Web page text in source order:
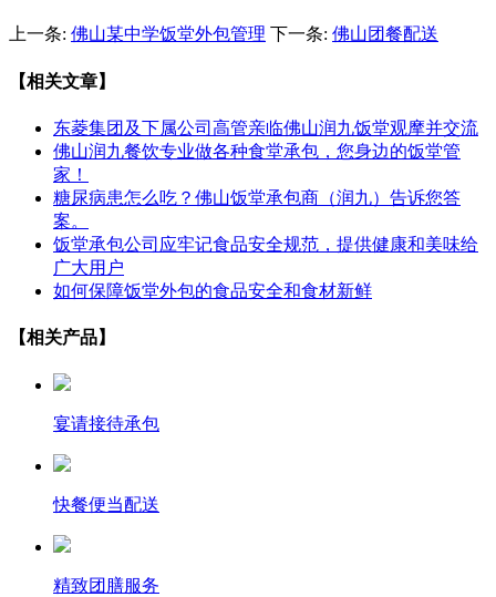
上一条: 佛山某中学饭堂外包管理 下一条: 佛山团餐配送
【相关文章】
东菱集团及下属公司高管亲临佛山润九饭堂观摩并交流
佛山润九餐饮专业做各种食堂承包，您身边的饭堂管
家！
糖尿病患怎么吃？佛山饭堂承包商（润九）告诉您答
案。
饭堂承包公司应牢记食品安全规范，提供健康和美味给
广大用户
如何保障饭堂外包的食品安全和食材新鲜
【相关产品】
宴请接待承包
快餐便当配送
精致团膳服务